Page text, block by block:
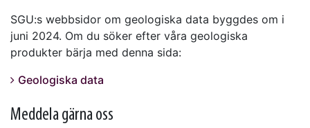
SGU:s webbsidor om geologiska data byggdes om i
juni 2024. Om du söker efter våra geologiska
produkter bärja med denna sida:
Geologiska data
Meddela gärna oss